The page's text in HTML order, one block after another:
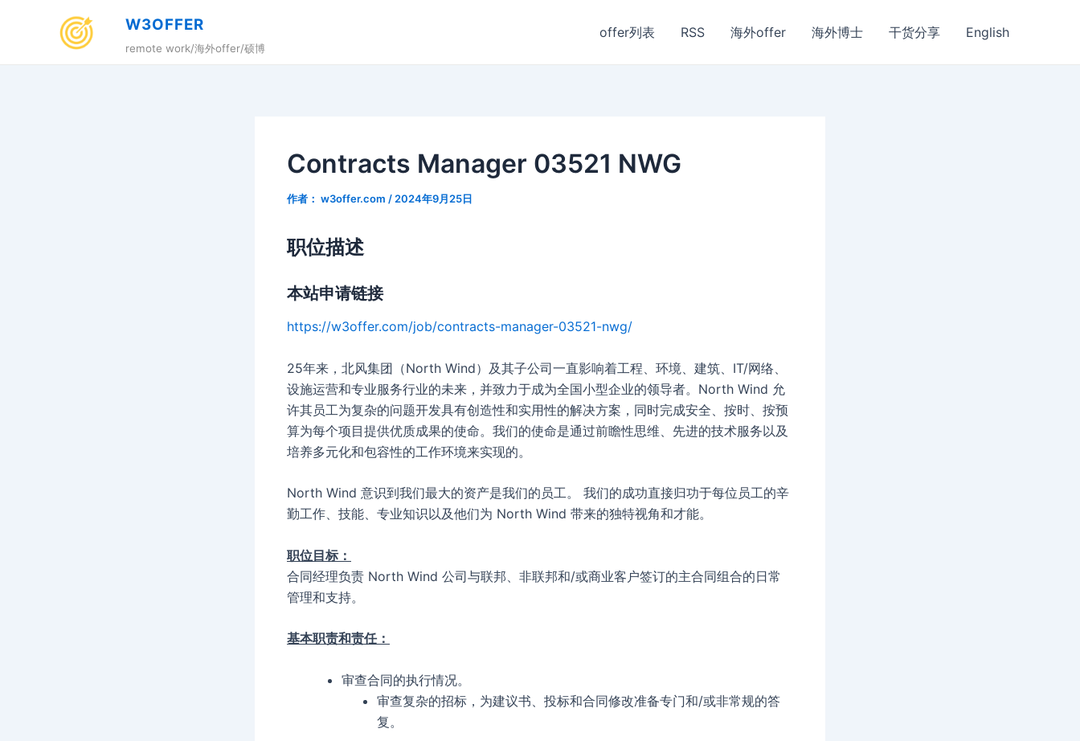
W3OFFER
remote work/海外offer/硕博
offer列表 RSS 海外offer 海外博士 干货分享 English
Contracts Manager 03521 NWG
作者： w3offer.com / 2024年9月25日
职位描述
本站申请链接
https://w3offer.com/job/contracts-manager-03521-nwg/
25年来，北风集团（North Wind）及其子公司一直影响着工程、环境、建筑、IT/网络、
设施运营和专业服务行业的未来，并致力于成为全国小型企业的领导者。North Wind 允
许其员工为复杂的问题开发具有创造性和实用性的解决方案，同时完成安全、按时、按预
算为每个项目提供优质成果的使命。我们的使命是通过前瞻性思维、先进的技术服务以及
培养多元化和包容性的工作环境来实现的。
North Wind 意识到我们最大的资产是我们的员工。 我们的成功直接归功于每位员工的辛
勤工作、技能、专业知识以及他们为 North Wind 带来的独特视角和才能。
职位目标：
合同经理负责 North Wind 公司与联邦、非联邦和/或商业客户签订的主合同组合的日常
管理和支持。
基本职责和责任：
审查合同的执行情况。
审查复杂的招标，为建议书、投标和合同修改准备专门和/或非常规的答
复。